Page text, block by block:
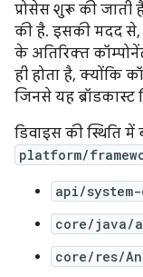
प्रोसेस शुरू की
की है. इसकी मदद
के अतिरिक्त
ही होता है, क्योंकि
जिनसे यह ब्रॉडकास्ट
डिवाइस की स्थिति
platform/
api/
core/java/
core/res/